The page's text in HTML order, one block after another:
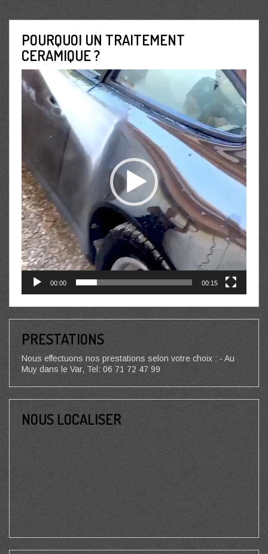
POURQUOI UN TRAITEMENT
CERAMIQUE ?
Lecteur
vidéo
00:00 00:15
PRESTATIONS
Nous effectuons nos prestations selon votre choix : - Au
Muy dans le Var, Tel: 06 71 72 47 99
NOUS LOCALISER